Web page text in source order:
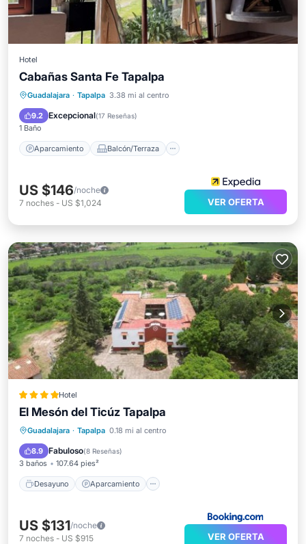
Hotel
Cabañas Santa Fe Tapalpa
Guadalajara · Tapalpa 3.38 mi al centro
9.2 Excepcional(17 Reseñas)
1 Baño
Aparcamiento Balcón/Terraza
Aparcamiento
Balcón/Terraza
Cocina
Apto para niños
US $146/noche
7 noches - US $1,024 VER OFERTA
Hotel
El Mesón del Ticúz Tapalpa
Guadalajara · Tapalpa 0.18 mi al centro
8.9 Fabuloso(8 Reseñas)
3 baños 107.64 pies²
Desayuno Aparcamiento
Desayuno
Aparcamiento
Balcón/Terraza
US $131/noche
7 noches - US $915 VER OFERTA